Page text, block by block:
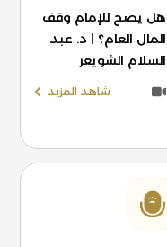
هل يصح للإمام وقف
المال العام؟ | د. عبد
السلام الشويعر
شاهد المزيد